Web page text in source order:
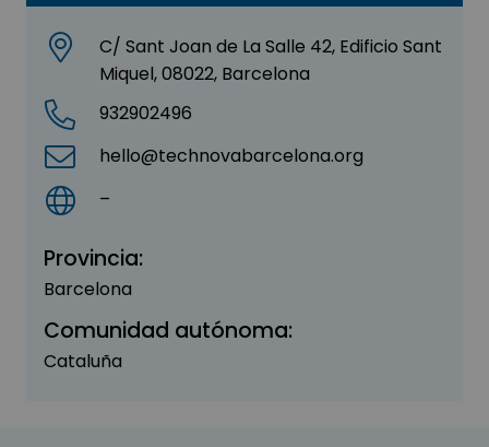
C/ Sant Joan de La Salle 42, Edificio Sant
Miquel, 08022, Barcelona
932902496
hello@technovabarcelona.org
–
Provincia:
Barcelona
Comunidad autónoma:
Cataluña